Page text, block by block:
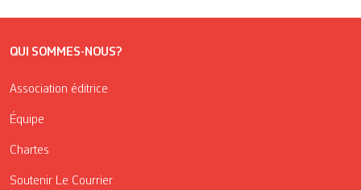
QUI SOMMES-NOUS?
Association éditrice
Équipe
Chartes
Soutenir Le Courrier